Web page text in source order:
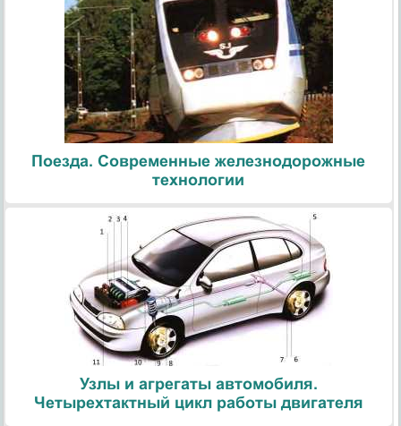
Поезда. Современные железнодорожные
технологии
Узлы и агрегаты автомобиля.
Четырехтактный цикл работы двигателя